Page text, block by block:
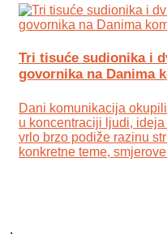
Tri tisuće sudionika i
govornika na Danima
Dani komunikacija
u koncentraciji ljudi,
vrlo brzo podiže razinu
konkretne teme,
.